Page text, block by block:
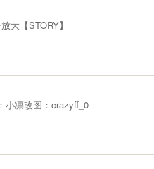
大【STORY】
小凛改图：crazyff_0